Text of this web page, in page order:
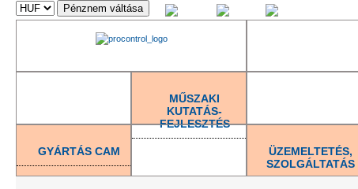
MŰSZAKI
KUTATÁS-
FEJLESZTÉS
GYÁRTÁS CAM
ÜZEMELTETÉS,
SZOLGÁLTATÁS